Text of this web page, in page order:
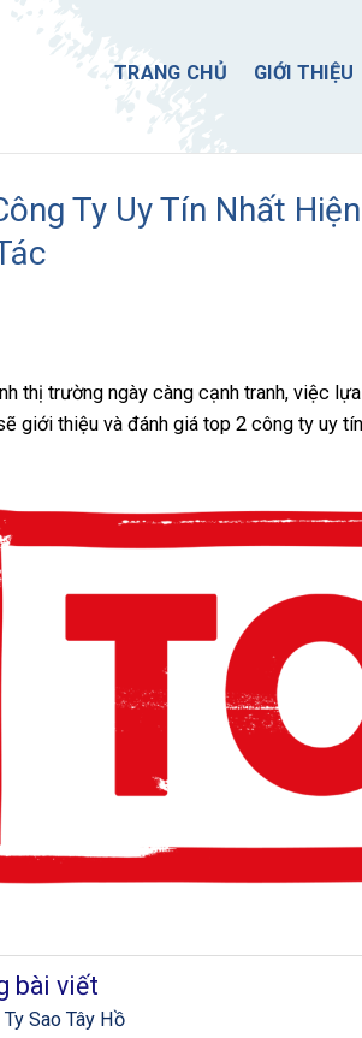
TRANG CHỦ GIỚI THIỆU
Ty Uy Tín Nhất
thị trường ngày càng cạnh tranh, việc
giới thiệu và đánh giá top 2 công ty uy
bài viết
Ty Sao Tây Hồ